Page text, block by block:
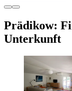
Prädikow:
Unterkunft